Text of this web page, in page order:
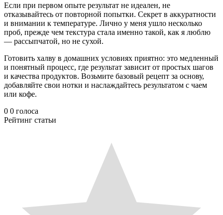
Если при первом опыте результат не идеален, не
отказывайтесь от повторной попытки. Секрет в аккуратности
и внимании к температуре. Лично у меня ушло несколько
проб, прежде чем текстура стала именно такой, как я люблю
— рассыпчатой, но не сухой.
Готовить халву в домашних условиях приятно: это медленный
и понятный процесс, где результат зависит от простых шагов
и качества продуктов. Возьмите базовый рецепт за основу,
добавляйте свои нотки и наслаждайтесь результатом с чаем
или кофе.
0 0 голоса
Рейтинг статьи